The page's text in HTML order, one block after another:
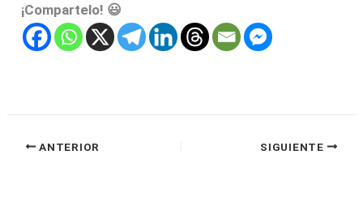
¡Compartelo! 😃
ANTERIOR SIGUIENTE